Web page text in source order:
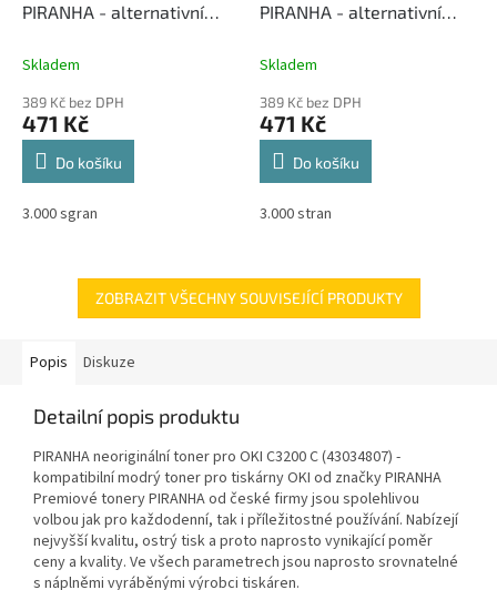
PIRANHA - alternativní
Skladem
389 Kč bez DPH
471 Kč
Do košíku
3.000 sgran
PIRANHA - alternativní
Skladem
389 Kč bez DPH
471 Kč
Do košíku
3.000 stran
ZOBRAZIT VŠECHNY SOUVISEJÍCÍ PRODUKTY
Popis Diskuze
Detailní popis produktu
PIRANHA neoriginální toner pro OKI C3200 C (43034807) -
kompatibilní modrý toner pro tiskárny OKI od značky PIRANHA
Premiové tonery PIRANHA od české firmy jsou spolehlivou
volbou jak pro každodenní, tak i příležitostné používání. Nabízejí
nejvyšší kvalitu, ostrý tisk a proto naprosto vynikající poměr
ceny a kvality. Ve všech parametrech jsou naprosto srovnatelné
s náplněmi vyráběnými výrobci tiskáren.